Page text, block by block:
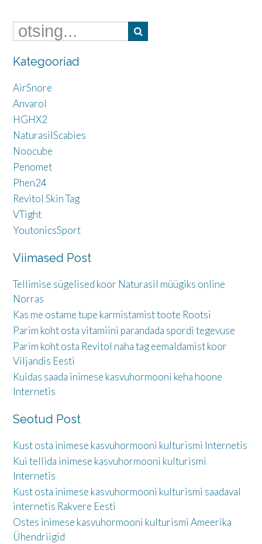
Kategooriad
AirSnore
Anvarol
HGHX2
NaturasilScabies
Noocube
Penomet
Phen24
Revitol Skin Tag
VTight
YoutonicsSport
Viimased Post
Tellimise sügelised koor Naturasil müügiks online
Norras
Kas me ostame tupe karmistamist toote Rootsi
Parim koht osta vitamiini parandada spordi tegevuse
Parim koht osta Revitol naha tag eemaldamist koor
Viljandis Eesti
Kuidas saada inimese kasvuhormooni keha hoone
Internetis
Seotud Post
Kust osta inimese kasvuhormooni kulturismi Internetis
Kui tellida inimese kasvuhormooni kulturismi
Internetis
Kust osta inimese kasvuhormooni kulturismi saadaval
internetis Rakvere Eesti
Ostes inimese kasvuhormooni kulturismi Ameerika
Ühendriigid